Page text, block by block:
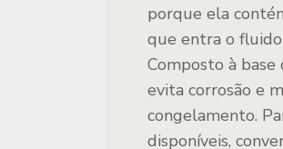
porque ela
que entra o
Composto à
evita corrosão e
congelamento.
disponíveis,